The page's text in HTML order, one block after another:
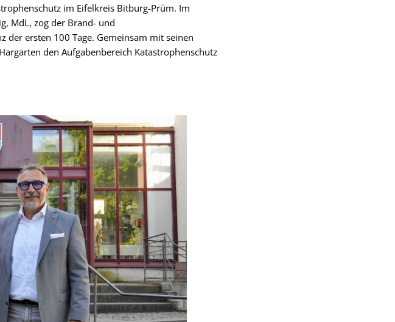
im Eifelkreis Bitburg-Prüm. Im
MdL, zog der Brand- und
der ersten 100 Tage. Gemeinsam mit seinen
den Aufgabenbereich Katastrophenschutz